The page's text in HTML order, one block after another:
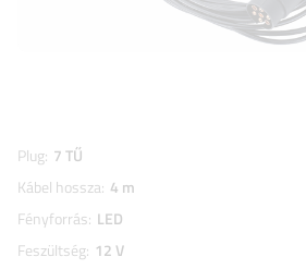
Plug 7 TŰ
Kábel hossza 4 m
Fényforrás LED
Feszültség 12 V